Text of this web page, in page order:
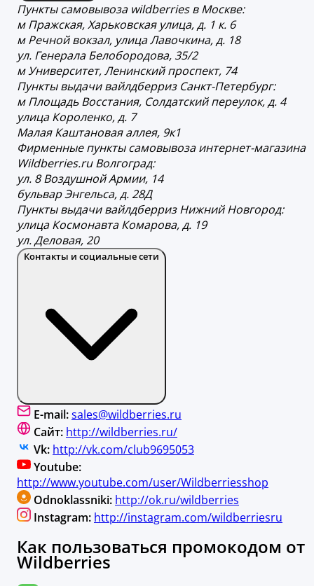
Пункты самовывоза wildberries в Москве:
м Пражская, Харьковская улица, д. 1 к. 6
м Речной вокзал, улица Лавочкина, д. 18
ул. Генерала Белобородова, 35/2
м Университет, Ленинский проспект, 74
Пункты выдачи вайлдберриз Санкт-Петербург:
м Площадь Восстания, Солдатский переулок, д. 4
улица Короленко, д. 7
Малая Каштановая аллея, 9к1
Фирменные пункты самовывоза интернет-магазина
Wildberries.ru Волгоград:
ул. 8 Воздушной Армии, 14
бульвар Энгельса, д. 28Д
Пункты выдачи вайлдберриз Нижний Новгород:
улица Космонавта Комарова, д. 19
ул. Деловая, 20
Контакты и социальные сети
E-mail:sales@wildberries.ru
Сайт: http://wildberries.ru/
Vk: http://vk.com/club9695053
Youtube:
http://www.youtube.com/user/Wildberriesshop
Odnoklassniki: http://ok.ru/wildberries
Instagram: http://instagram.com/wildberriesru
Как пользоваться промокодом от
Wildberries